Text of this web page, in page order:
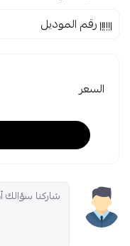
رقم الموديل
السعر